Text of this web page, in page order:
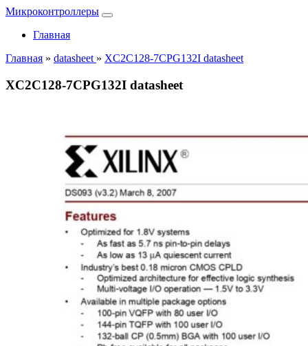
Микроконтроллеры
Главная
Главная » datasheet » XC2C128-7CPG132I datasheet
XC2C128-7CPG132I datasheet